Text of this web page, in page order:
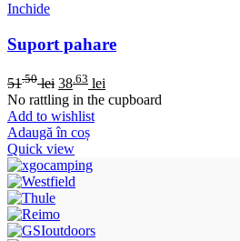
Inchide
Suport pahare
51.50 lei 38 .63 lei
No rattling in the cupboard
Add to wishlist
Adaugă în coș
Quick view